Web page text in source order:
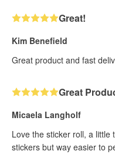
Great!
Kim Benefield
Great product and fast
Great
Micaela Langholf
Love the sticker roll, a
stickers but way easier to